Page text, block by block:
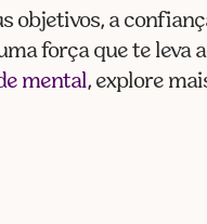
objetivos, a
força que te leva
mental, explore